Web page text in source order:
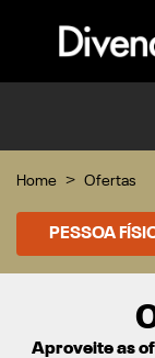
Home Ofertas
PESSOA
Aproveite as